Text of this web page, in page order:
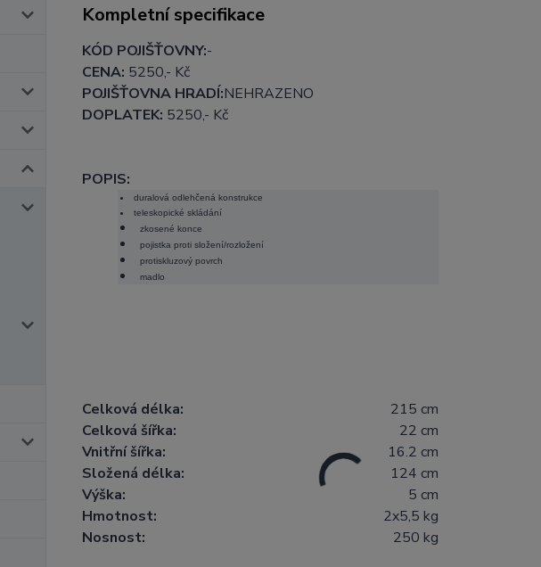
Kompletní specifikace
KÓD POJIŠŤOVNY:-
CENA: 5250,- Kč
POJIŠŤOVNA HRADÍ:NEHRAZENO
DOPLATEK: 5250,- Kč
POPIS:
duralová odlehčená konstrukce
teleskopické skládání
zkosené konce
pojistka proti složení/rozložení
protiskluzový povrch
madlo
Celková délka:
215 cm
Celková šířka:
22 cm
Vnitřní šířka:
16.2 cm
Složená délka:
124 cm
Výška:
5 cm
Hmotnost:
2x5,5 kg
Nosnost:
250 kg